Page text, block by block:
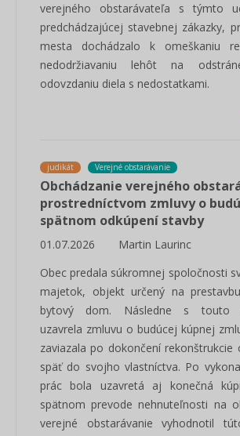
verejného obstarávateľa s týmto
predchádzajúcej stavebnej zákazky,
mesta dochádzalo k omeškaniu
nedodržiavaniu lehôt na
odovzdaniu diela s nedostatkami.
judikát Verejné obstarávanie
Obchádzanie verejného
prostredníctvom zmluvy o
spätnom odkúpení stavby
01.07.2026
Martin Laurinc
Obec predala súkromnej spoločnosti
majetok, objekt určený na
bytový dom. Následne s touto
uzavrela zmluvu o budúcej kúpnej
zaviazala po dokončení rekonštrukcie
späť do svojho vlastníctva. Po
prác bola uzavretá aj konečná
spätnom prevode nehnuteľnosti na
verejné obstarávanie vyhodnotil